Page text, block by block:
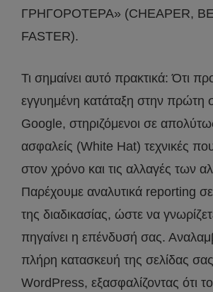
ΓΡΗΓΟΡΟΤΕΡΑ» (CHEAPER,
FASTER).
Τι σημαίνει αυτό πρακτικά: Ότι
εγγυημένη κατάταξη στην πρώτη
Google, στηριζόμενοι σε
ασφαλείς (White Hat) τεχνικές
στον χρόνο και τις αλλαγές των
Παρέχουμε αναλυτικά reporting
της διαδικασίας, ώστε να
πηγαίνει η επένδυσή σας.
πλήρη κατασκευή της σελίδας
WordPress, εξασφαλίζοντας ότι